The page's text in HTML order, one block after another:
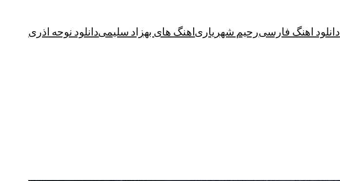
دانلود اهنگ فارسیرحیم شهریاریاهنگ های بهزاد سلیمیدانلود نوحه اذری